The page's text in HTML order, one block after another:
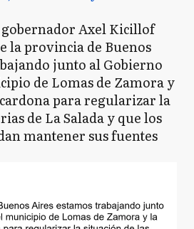
gobernador Axel Kicillof
la provincia de Buenos
junto al Gobierno
de Lomas de Zamora y
para regularizar la
de La Salada y que los
mantener sus fuentes